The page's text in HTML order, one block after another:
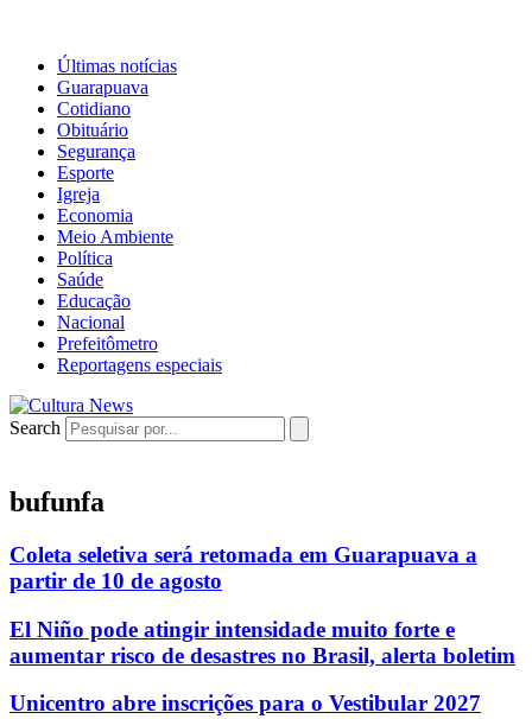
Últimas notícias
Guarapuava
Cotidiano
Obituário
Segurança
Esporte
Igreja
Economia
Meio Ambiente
Política
Saúde
Educação
Nacional
Prefeitômetro
Reportagens especiais
Search
bufunfa
Coleta seletiva será retomada em Guarapuava a
partir de 10 de agosto
El Niño pode atingir intensidade muito forte e
aumentar risco de desastres no Brasil, alerta boletim
Unicentro abre inscrições para o Vestibular 2027